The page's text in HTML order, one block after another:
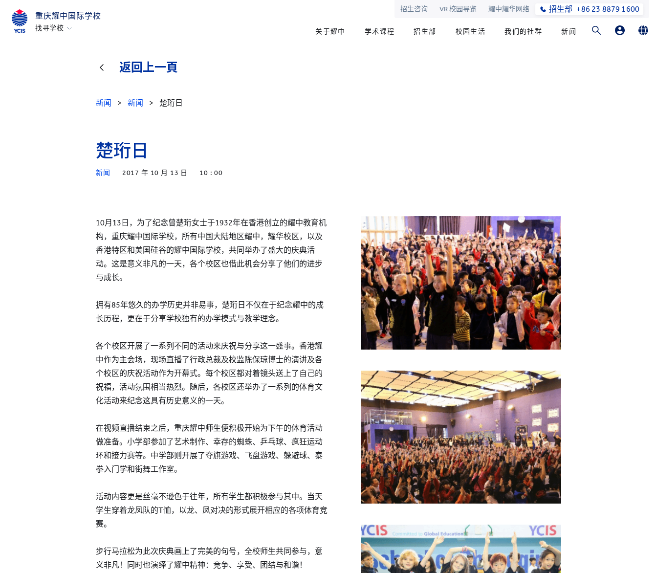
重庆耀中国际学校
找寻学校
招生咨询 VR 校园导览 耀中耀华网络 招生部 +86 23 8879 1600
关于耀中 学术课程 招生部 校园生活 我们的社群 新闻
返回上一頁
新闻 > 新闻 > 楚珩日
楚珩日
新闻 2017 年 10 月 13 日 10 : 00
10月13日，为了纪念曾楚珩女士于1932年在香港创立的耀中教育机
构，重庆耀中国际学校，所有中国大陆地区耀中，耀华校区，以及
香港特区和美国硅谷的耀中国际学校，共同举办了盛大的庆典活
动。这是意义非凡的一天，各个校区也借此机会分享了他们的进步
与成长。
拥有85年悠久的办学历史并非易事，楚珩日不仅在于纪念耀中的成
长历程，更在于分享学校独有的办学模式与教学理念。
各个校区开展了一系列不同的活动来庆祝与分享这一盛事。香港耀
中作为主会场，现场直播了行政总裁及校监陈保琼博士的演讲及各
个校区的庆祝活动作为开幕式。每个校区都对着镜头送上了自己的
祝福，活动氛围相当热烈。随后，各校区还举办了一系列的体育文
化活动来纪念这具有历史意义的一天。
在视频直播结束之后，重庆耀中师生便积极开始为下午的体育活动
做准备。小学部参加了艺术制作、幸存的蜘蛛、乒乓球、疯狂运动
环和接力赛等。中学部则开展了夺旗游戏、飞盘游戏、躲避球、泰
拳入门学和街舞工作室。
活动内容更是丝毫不逊色于往年，所有学生都积极参与其中。当天
学生穿着龙凤队的T恤，以龙、凤对决的形式展开相应的各项体育竞
赛。
步行马拉松为此次庆典画上了完美的句号，全校师生共同参与，意
义非凡！同时也演绎了耀中精神：竞争、享受、团结与和谐！